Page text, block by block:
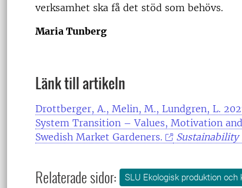
verksamhet ska få det stöd som behövs.
Maria Tunberg
Länk till artikeln
Drottberger, A., Melin, M., Lundgren, L.
System Transition – Values, Motivation
Swedish Market Gardeners.
Sustainability
Relaterade sidor: SLU Ekologisk produktion och